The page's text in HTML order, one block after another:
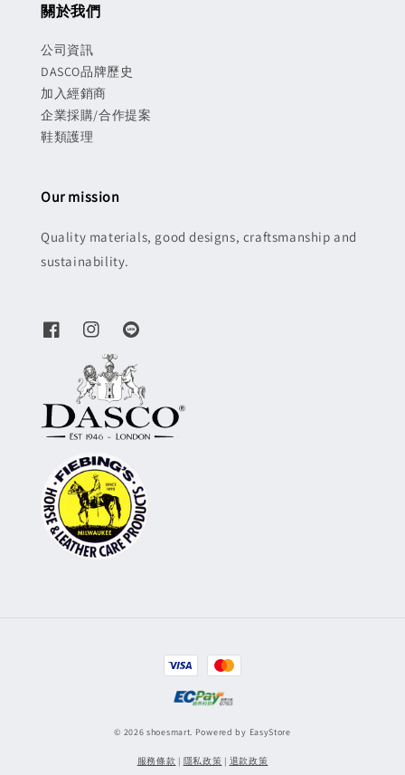
關於我們
公司資訊
DASCO品牌歷史
加入經銷商
企業採購/合作提案
鞋類護理
Our mission
Quality materials, good designs, craftsmanship and
sustainability.
© 2026 shoesmart. Powered by EasyStore
服務條款 | 隱私政策 | 退款政策